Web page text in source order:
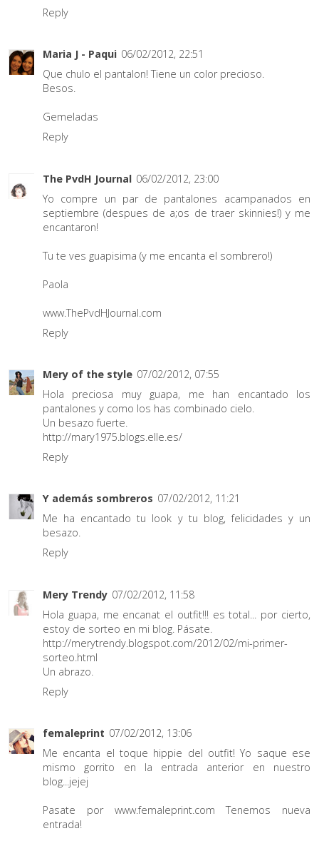
Reply
Maria J - Paqui 06/02/2012, 22:51
Que chulo el pantalon! Tiene un color precioso.
Besos.
Gemeladas
Reply
The PvdH Journal 06/02/2012, 23:00
Yo compre un par de pantalones acampanados en
septiembre (despues de a;os de traer skinnies!) y me
encantaron!
Tu te ves guapisima (y me encanta el sombrero!)
Paola
www.ThePvdHJournal.com
Reply
Mery of the style 07/02/2012, 07:55
Hola preciosa muy guapa, me han encantado los
pantalones y como los has combinado cielo.
Un besazo fuerte.
http://mary1975.blogs.elle.es/
Reply
Y además sombreros 07/02/2012, 11:21
Me ha encantado tu look y tu blog, felicidades y un
besazo.
Reply
Mery Trendy 07/02/2012, 11:58
Hola guapa, me encanat el outfit!!! es total... por cierto,
estoy de sorteo en mi blog. Pásate.
http://merytrendy.blogspot.com/2012/02/mi-primer-
sorteo.html
Un abrazo.
Reply
femaleprint 07/02/2012, 13:06
Me encanta el toque hippie del outfit! Yo saque ese
mismo gorrito en la entrada anterior en nuestro
blog...jejej
Pasate por www.femaleprint.com Tenemos nueva
entrada!